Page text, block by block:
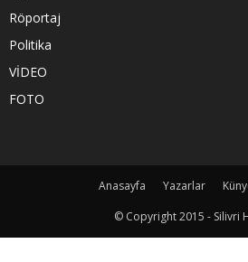
Röportaj
Politika
VİDEO
FOTO
Anasayfa Yazarlar
© Copyright 2015 - Silivri